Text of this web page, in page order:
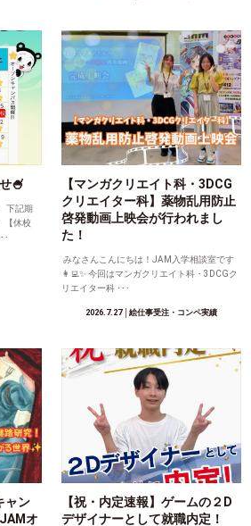
🍧
下記期
【休校
･
【マンガクリエイト科・3DCG
クリエイター科】薬物乱用防止
啓発動画上映会が行われまし
た！
みなさんこんにちは！JAM入学相談室です
👩‍💻✨ 今回はマンガクリエイト科・3DCGク
リエイター科 ･･･
2026.7.27│絵仕事受注・コンペ実績
ャン
オ
【祝・内定速報】ゲームの２D
デザイナーとして就職内定！